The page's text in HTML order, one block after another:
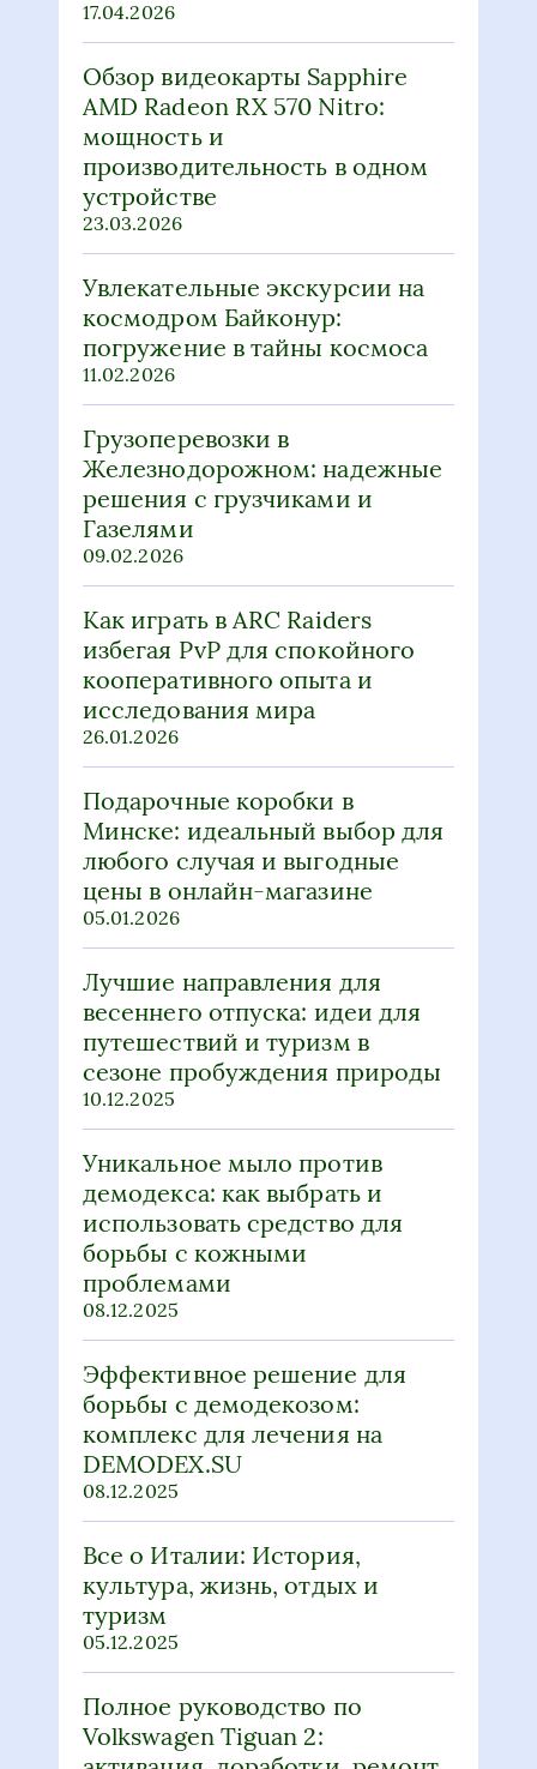
17.04.2026
Обзор видеокарты Sapphire
AMD Radeon RX 570 Nitro:
мощность и
производительность в одном
устройстве
23.03.2026
Увлекательные экскурсии на
космодром Байконур:
погружение в тайны космоса
11.02.2026
Грузоперевозки в
Железнодорожном: надежные
решения с грузчиками и
Газелями
09.02.2026
Как играть в ARC Raiders
избегая PvP для спокойного
кооперативного опыта и
исследования мира
26.01.2026
Подарочные коробки в
Минске: идеальный выбор для
любого случая и выгодные
цены в онлайн-магазине
05.01.2026
Лучшие направления для
весеннего отпуска: идеи для
путешествий и туризм в
сезоне пробуждения природы
10.12.2025
Уникальное мыло против
демодекса: как выбрать и
использовать средство для
борьбы с кожными
проблемами
08.12.2025
Эффективное решение для
борьбы с демодекозом:
комплекс для лечения на
DEMODEX.SU
08.12.2025
Все о Италии: История,
культура, жизнь, отдых и
туризм
05.12.2025
Полное руководство по
Volkswagen Tiguan 2: